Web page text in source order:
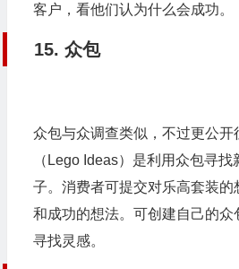
客户，看他们认为什么会成功。
15. 众包
众包与众调查类似，不过更公开
（Lego Ideas）是利用众包寻
子。消费者可提交对乐高套装的
和成功的想法。可创建自己的众
寻找灵感。